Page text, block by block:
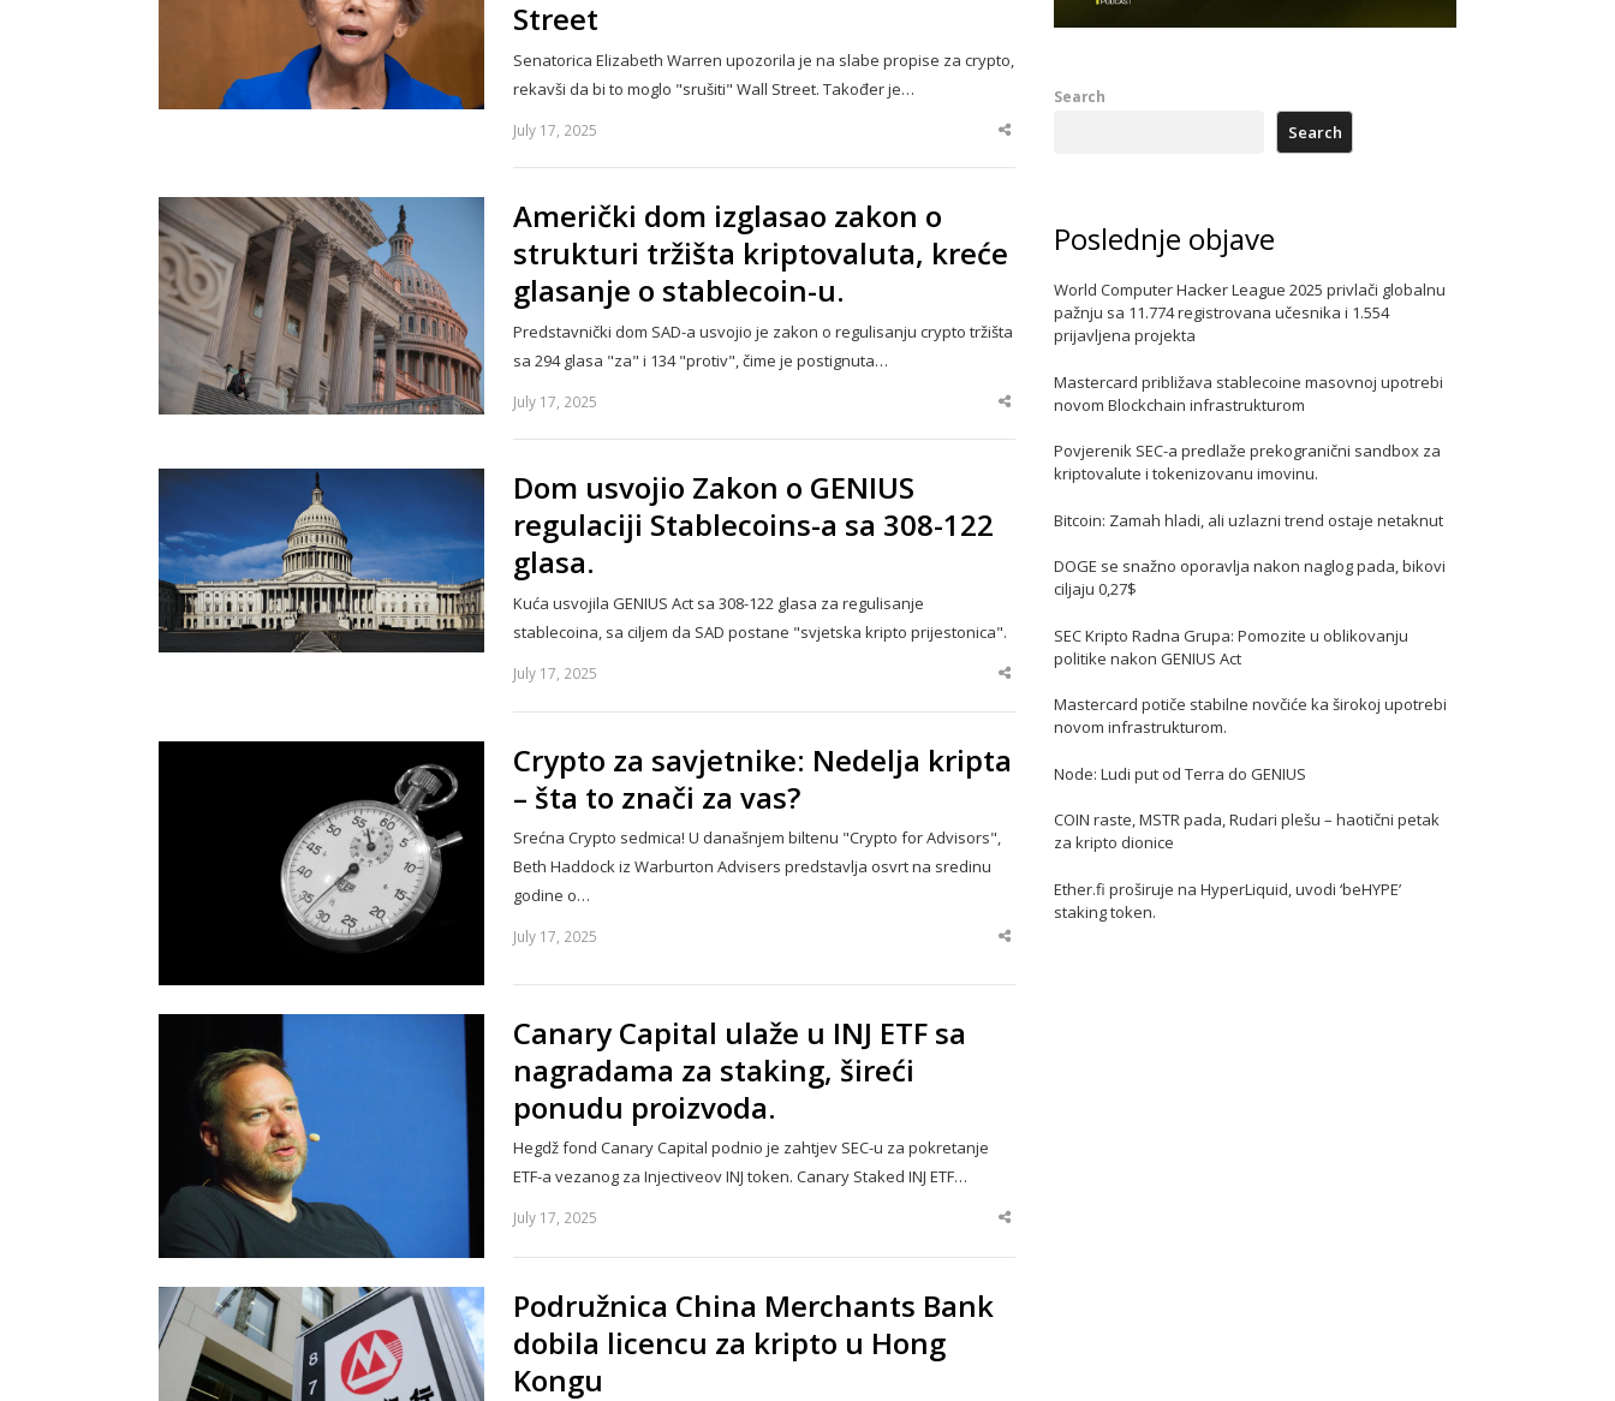
Street
Senatorica Elizabeth Warren upozorila je na slabe propise za crypto,
rekavši da bi to moglo "srušiti" Wall Street. Također je…
July 17, 2025
Share
Američki dom izglasao zakon o
strukturi tržišta kriptovaluta, kreće
glasanje o stablecoin-u.
Predstavnički dom SAD-a usvojio je zakon o regulisanju crypto tržišta
sa 294 glasa "za" i 134 "protiv", čime je postignuta…
July 17, 2025
Share
Dom usvojio Zakon o GENIUS
regulaciji Stablecoins-a sa 308-122
glasa.
Kuća usvojila GENIUS Act sa 308-122 glasa za regulisanje
stablecoina, sa ciljem da SAD postane "svjetska kripto prijestonica".
July 17, 2025
Share
Crypto za savjetnike: Nedelja kripta
– šta to znači za vas?
Srećna Crypto sedmica! U današnjem biltenu "Crypto for Advisors",
Beth Haddock iz Warburton Advisers predstavlja osvrt na sredinu
godine o…
July 17, 2025
Share
Canary Capital ulaže u INJ ETF sa
nagradama za staking, šireći
ponudu proizvoda.
Hegdž fond Canary Capital podnio je zahtjev SEC-u za pokretanje
ETF-a vezanog za Injectiveov INJ token. Canary Staked INJ ETF…
July 17, 2025
Share
Podružnica China Merchants Bank
dobila licencu za kripto u Hong
Kongu
Search
Search
Poslednje objave
World Computer Hacker League 2025 privlači globalnu
pažnju sa 11.774 registrovana učesnika i 1.554
prijavljena projekta
Mastercard približava stablecoine masovnoj upotrebi
novom Blockchain infrastrukturom
Povjerenik SEC-a predlaže prekogranični sandbox za
kriptovalute i tokenizovanu imovinu.
Bitcoin: Zamah hladi, ali uzlazni trend ostaje netaknut
DOGE se snažno oporavlja nakon naglog pada, bikovi
ciljaju 0,27$
SEC Kripto Radna Grupa: Pomozite u oblikovanju
politike nakon GENIUS Act
Mastercard potiče stabilne novčiće ka širokoj upotrebi
novom infrastrukturom.
Node: Ludi put od Terra do GENIUS
COIN raste, MSTR pada, Rudari plešu – haotični petak
za kripto dionice
Ether.fi proširuje na HyperLiquid, uvodi ‘beHYPE’
staking token.